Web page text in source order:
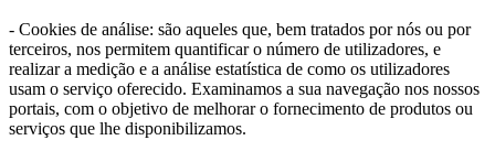
- Cookies de análise: são aqueles que, bem tratados por nós ou por
terceiros, nos permitem quantificar o número de utilizadores, e
realizar a medição e a análise estatística de como os utilizadores
usam o serviço oferecido. Examinamos a sua navegação nos nossos
portais, com o objetivo de melhorar o fornecimento de produtos ou
serviços que lhe disponibilizamos.